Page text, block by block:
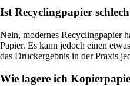
Ist Recyclingpapier
Nein, modernes Recyclingpapier
Papier. Es kann jedoch einen
das Druckergebnis in der Praxis
Wie lagere ich